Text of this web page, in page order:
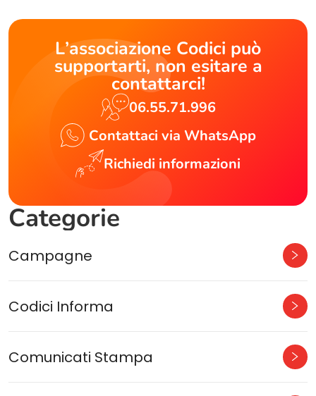
L’associazione Codici può
supportarti, non esitare a
contattarci!
06.55.71.996
Contattaci via WhatsApp
Richiedi informazioni
Categorie
Campagne
Codici Informa
Comunicati Stampa